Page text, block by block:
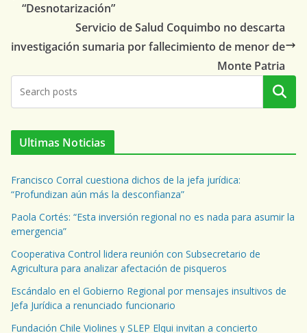
“Desnotarización”
Servicio de Salud Coquimbo no descarta
investigación sumaria por fallecimiento de menor de
Monte Patria
Buscar
Ultimas Noticias
Francisco Corral cuestiona dichos de la jefa jurídica:
“Profundizan aún más la desconfianza”
Paola Cortés: “Esta inversión regional no es nada para asumir la
emergencia”
Cooperativa Control lidera reunión con Subsecretario de
Agricultura para analizar afectación de pisqueros
Escándalo en el Gobierno Regional por mensajes insultivos de
Jefa Jurídica a renunciado funcionario
Fundación Chile Violines y SLEP Elqui invitan a concierto